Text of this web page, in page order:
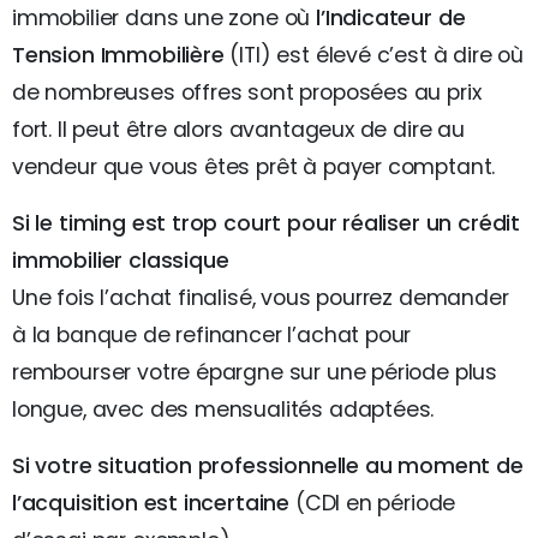
immobilier dans une zone où l’Indicateur de
Tension Immobilière (ITI) est élevé c’est à dire où
de nombreuses offres sont proposées au prix
fort. Il peut être alors avantageux de dire au
vendeur que vous êtes prêt à payer comptant.
Si le timing est trop court pour réaliser un crédit
immobilier classique
Une fois l’achat finalisé, vous pourrez demander
à la banque de refinancer l’achat pour
rembourser votre épargne sur une période plus
longue, avec des mensualités adaptées.
Si votre situation professionnelle au moment de
l’acquisition est incertaine (CDI en période